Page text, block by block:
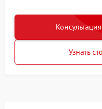
Узнать